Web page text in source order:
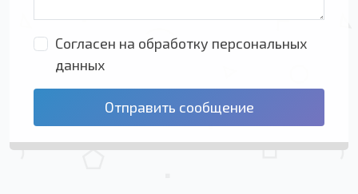
Согласен на обработку персональных
данных
Отправить сообщение